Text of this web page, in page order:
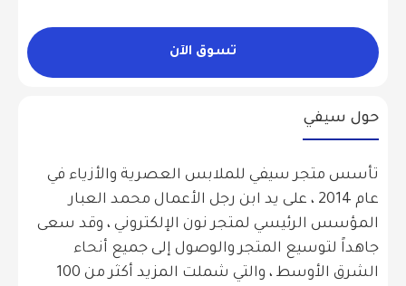
تسوق الآن
حول سيفي
تأسس متجر سيفي للملابس العصرية والأزياء في
عام 2014 ، على يد ابن رجل الأعمال محمد العبار
المؤسس الرئيسي لمتجر نون الإلكتروني ، وقد سعى
جاهداً لتوسيع المتجر والوصول إلى جميع أنحاء
الشرق الأوسط ، والتي شملت المزيد أكثر من 100